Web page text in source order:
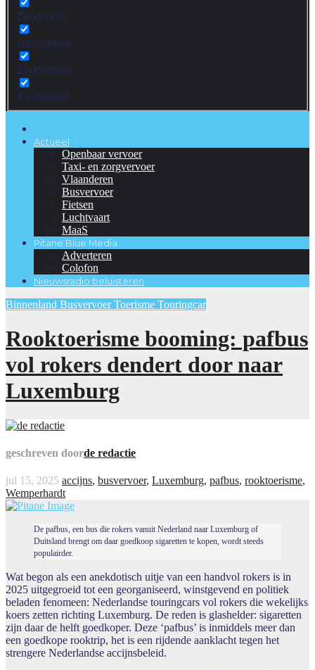
Zandvoort
zero-emissie
Zorgvervoer
Zwitserland
Actueel
Openbaar vervoer
Taxi- en zorgvervoer
Vlaanderen
Busvervoer
Fietsen
Luchtvaart
MaaS
Pitane Blue Media
Adverteren
Colofon
Nieuwsradio beluisteren
Binnenland BusvervoerToerisme Touringcar
Rooktoerisme booming: pafbus
vol rokers dendert door naar
Luxemburg
geschreven doorde redactie
jul 15, 2025 accijns, busvervoer, Luxemburg, pafbus, rooktoerisme,
Wemperhardt
De pafbus, een bus die rokers vanuit Nederland naar Luxemburg of
Duitsland brengt om daar goedkoop sigaretten te kopen, wordt steeds
populairder.
Wat begon als een anekdotisch uitje van een handvol rokers is in
2025 uitgegroeid tot een georganiseerd, winstgevend en politiek
beladen fenomeen: Nederlandse touringcars vol rokers die wekelijks
koers zetten richting Luxemburg. De reden is glashelder: sigaretten
zijn daar de helft goedkoper. Deze ‘pafbus’ is inmiddels meer dan
een goedkope rooktrip, het is een rijdende aanklacht tegen het
strengere Nederlandse accijnsbeleid.